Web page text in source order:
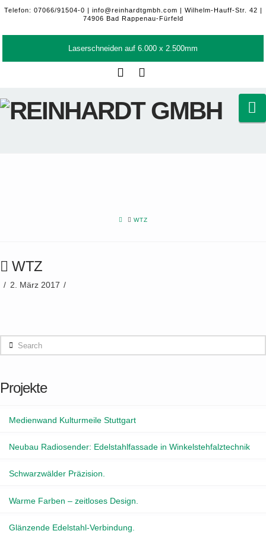
Telefon: 07066/91504-0 | info@reinhardtgmbh.com | Wilhelm-Hauff-Str. 42 |
74906 Bad Rappenau-Fürfeld
Laserschneiden auf 6.000 x 2.500mm
HOME
WTZ
WTZ
2. März 2017
Search
Projekte
Medienwand Kulturmeile Stuttgart
Neubau Radiosender: Edelstahlfassade in Winkelstehfalztechnik
Schwarzwälder Präzision.
Warme Farben – zeitloses Design.
Glänzende Edelstahl-Verbindung.